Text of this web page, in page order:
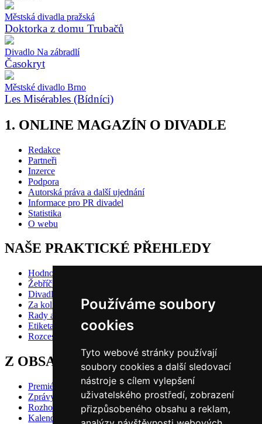
Používáme soubory
cookies
Tyto webové stránky používají
soubory cookies a další sledovací
nástroje s cílem vylepšení
uživatelského prostředí, zobrazení
přizpůsobeného obsahu a reklam,
Městská divadla pražská
Doktorka z domu Trubačů
Divadlo Na zábradlí
Časokryt
Městské divadlo Brno
Les Misérables (Bídníci)
1. ONLINE MAGAZÍN O DIVADLE
Redakce
Partneři
Inzerce
Podpora
Autorská práva a další ujednání
Informace pro PR divadel
Statistika
O webu
NAŠE PRAKTICKÉ PŘEHLEDY
Hodnocení inscenací
Žebříčky
Divadlo pro děti
Za kolik do divadla?
Rady a doporučení
Etiketa?
Rozcestník
Z OBSAHU VYBÍRÁME
Premiéry
Zprávy
Rozhovory
Kalendář premiér